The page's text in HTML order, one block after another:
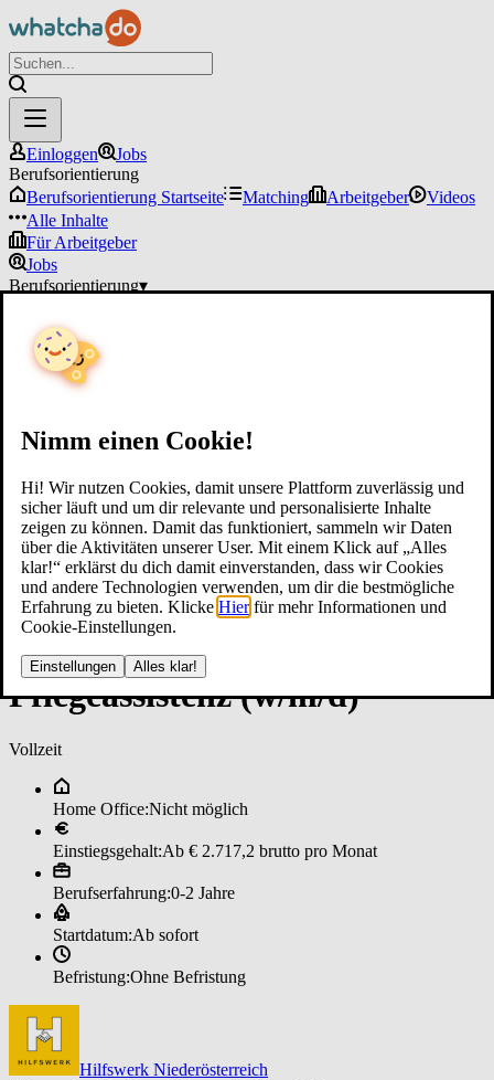
Nimm einen Cookie!
Hi! Wir nutzen Cookies, damit unsere Plattform zuverlässig und
sicher läuft und um dir relevante und personalisierte Inhalte
zeigen zu können. Damit das funktioniert, sammeln wir Daten
über die Aktivitäten unserer User. Mit einem Klick auf „Alles
klar!“ erklärst du dich damit einverstanden, dass wir Cookies
und andere Technologien verwenden, um dir die bestmögliche
Erfahrung zu bieten. Klicke Hier für mehr Informationen und
Cookie-Einstellungen.
Einstellungen Alles klar!
Einloggen
Jobs
Berufsorientierung
Berufsorientierung Startseite
Matching Arbeitgeber
Videos
Alle Inhalte
Für Arbeitgeber
Jobs
Berufsorientierung▾
Pfle­ge­as­sis­ten­z (w/m/d)
Vollzeit
Home Office:Nicht möglich
Einstiegsgehalt:Ab € 2.717,2 brutto pro Monat
Berufserfahrung:0-2 Jahre
Startdatum:Ab sofort
Befristung:Ohne Befristung
Hilfswerk Niederösterreich